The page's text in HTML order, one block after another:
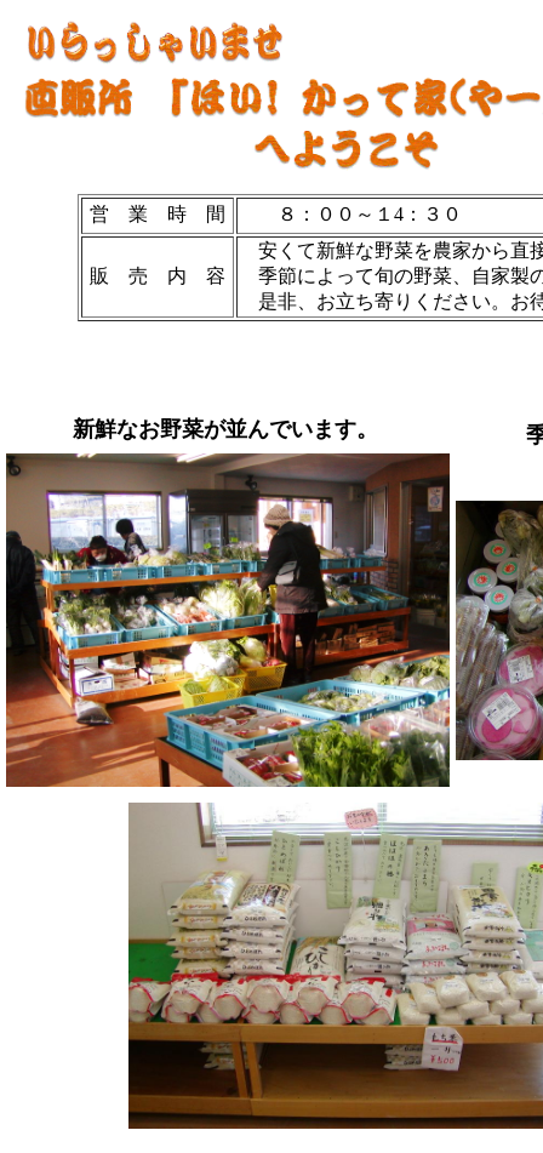
営 業 時 間 ８：００～１4：３０
販 売 内 容
安くて新鮮な野菜を農家から直
季節によって旬の野菜、自家製
是非、お立ち寄りください。お
新鮮なお野菜が並んでいます。